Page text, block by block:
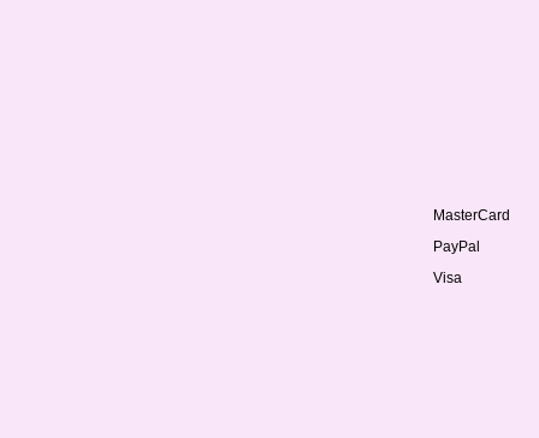
MasterCard
PayPal
Visa